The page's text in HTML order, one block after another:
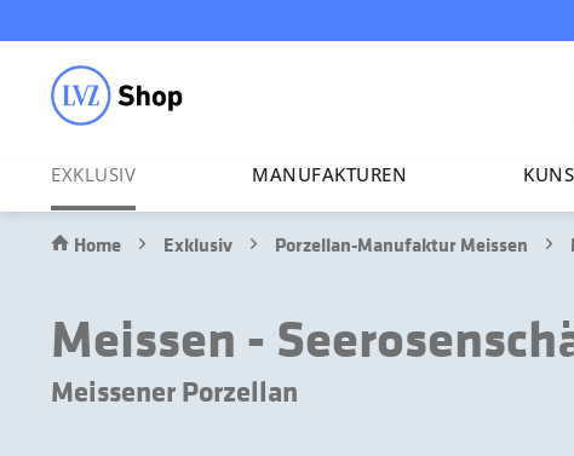
EXKLUSIV MANU­FAK­TUREN
Home Exklusiv Porzellan-Manufaktur Meissen
Meissen -
Meissener Porzellan